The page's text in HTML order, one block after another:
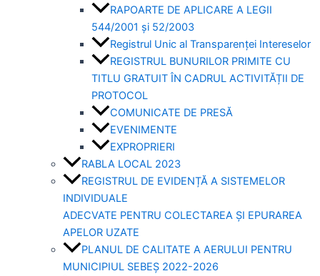
RAPOARTE DE APLICARE A LEGII
544/2001 și 52/2003
Registrul Unic al Transparenței Intereselor
REGISTRUL BUNURILOR PRIMITE CU
TITLU GRATUIT ÎN CADRUL ACTIVITĂȚII DE
PROTOCOL
COMUNICATE DE PRESĂ
EVENIMENTE
EXPROPRIERI
RABLA LOCAL 2023
REGISTRUL DE EVIDENȚĂ A SISTEMELOR
INDIVIDUALE
ADECVATE PENTRU COLECTAREA ȘI EPURAREA
APELOR UZATE
PLANUL DE CALITATE A AERULUI PENTRU
MUNICIPIUL SEBEȘ 2022-2026